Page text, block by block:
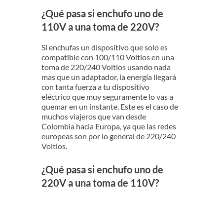
¿Qué pasa si enchufo uno de
110V a una toma de 220V?
Si enchufas un dispositivo que solo es
compatible con 100/110 Voltios en una
toma de 220/240 Voltios usando nada
mas que un adaptador, la energía llegará
con tanta fuerza a tu dispositivo
eléctrico que muy seguramente lo vas a
quemar en un instante. Este es el caso de
muchos viajeros que van desde
Colombia hacia Europa, ya que las redes
europeas son por lo general de 220/240
Voltios.
¿Qué pasa si enchufo uno de
220V a una toma de 110V?